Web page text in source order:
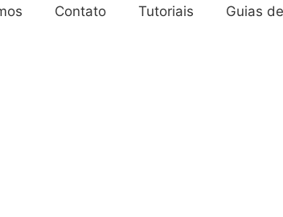
Contato Tutoriais Guias